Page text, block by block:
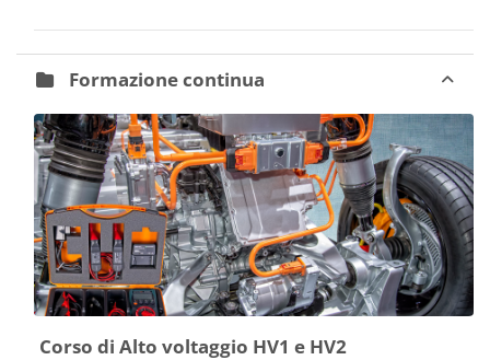
Formazione continua
Corso di Alto voltaggio HV1 e HV2